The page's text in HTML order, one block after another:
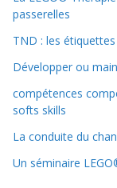
passerelles
TND : les
Développer ou
compétences
softs skills
La conduite du
Un séminaire